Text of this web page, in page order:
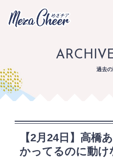
過去
【2月24日】高橋
かってるのに動け